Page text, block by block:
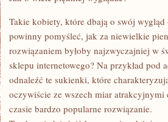
SWOJEJ
Takie kobiety, które dbają o swój
powinny pomyśleć, jak za niewielkie
rozwiązaniem byłoby najzwyczajniej w
sklepu internetowego? Na przykład pod
odnaleźć te sukienki, które
oczywiście ze wszech miar
czasie bardzo popularne rozwiązanie.